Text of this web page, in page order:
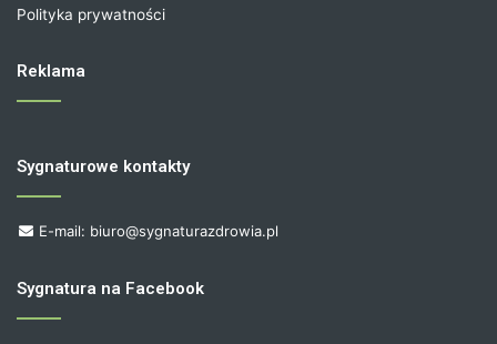
Polityka prywatności
Reklama
Sygnaturowe kontakty
E-mail: biuro@sygnaturazdrowia.pl
Sygnatura na Facebook